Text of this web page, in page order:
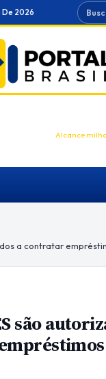
2026 Buscar
Alcance
a contratar
são